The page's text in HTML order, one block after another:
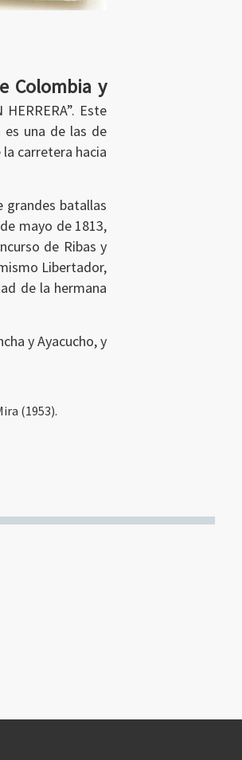
Colombia y
Este
una de las de
carretera hacia
grandes batallas
mayo de 1813,
de Ribas y
Libertador,
de la hermana
y Ayacucho, y
(1953).